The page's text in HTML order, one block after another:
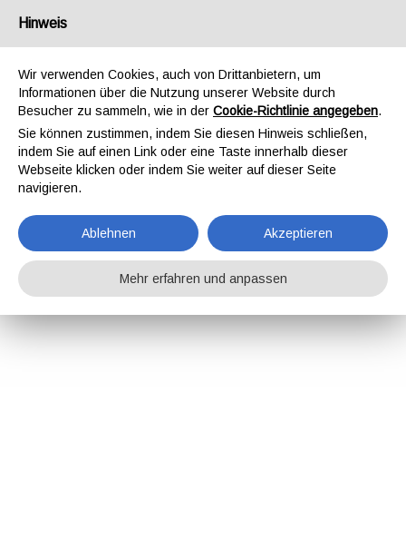
Hinweis
Wir verwenden Cookies, auch von Drittanbietern, um
Informationen über die Nutzung unserer Website durch
Besucher zu sammeln, wie in der Cookie-Richtlinie angegeben.
Sie können zustimmen, indem Sie diesen Hinweis schließen,
indem Sie auf einen Link oder eine Taste innerhalb dieser
Webseite klicken oder indem Sie weiter auf dieser Seite
navigieren.
Ablehnen Akzeptieren
Mehr erfahren und anpassen